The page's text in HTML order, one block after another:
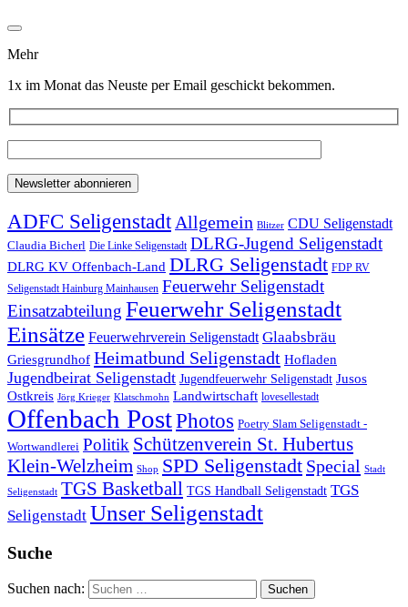
Mehr
1x im Monat das Neuste per Email geschickt bekommen.
ADFC Seligenstadt Allgemein Blitzer CDU Seligenstadt
Claudia Bicherl Die Linke Seligenstadt DLRG-Jugend Seligenstadt
DLRG KV Offenbach-Land DLRG Seligenstadt FDP RV
Seligenstadt Hainburg Mainhausen Feuerwehr Seligenstadt
Einsatzabteilung Feuerwehr Seligenstadt
Einsätze Feuerwehrverein Seligenstadt Glaabsbräu
Griesgrundhof Heimatbund Seligenstadt Hofladen
Jugendbeirat Seligenstadt Jugendfeuerwehr Seligenstadt Jusos
Ostkreis Jörg Krieger Klatschmohn Landwirtschaft lovesellestadt
Offenbach PostPhotos Poetry Slam Seligenstadt -
Wortwandlerei Politik Schützenverein St. Hubertus
Klein-Welzheim Shop SPD Seligenstadt Special Stadt
Seligenstadt TGS Basketball TGS Handball Seligenstadt TGS
Seligenstadt Unser Seligenstadt
Suche
Suchen nach: